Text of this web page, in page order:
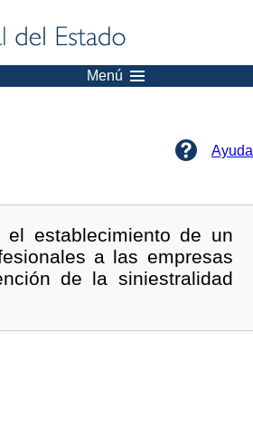
Menú
Ayuda
establecimiento de un
a las empresas
de la siniestralidad